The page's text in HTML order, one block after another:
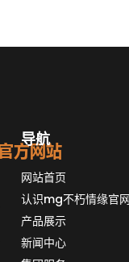
导航
网站首页
认识mg不朽情缘官网
产品展示
新闻中心